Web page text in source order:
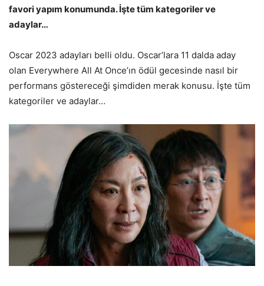
favori yapım konumunda. İşte tüm kategoriler ve
adaylar…
Oscar 2023 adayları belli oldu. Oscar’lara 11 dalda aday
olan Everywhere All At Once’ın ödül gecesinde nasıl bir
performans göstereceği şimdiden merak konusu. İşte tüm
kategoriler ve adaylar…